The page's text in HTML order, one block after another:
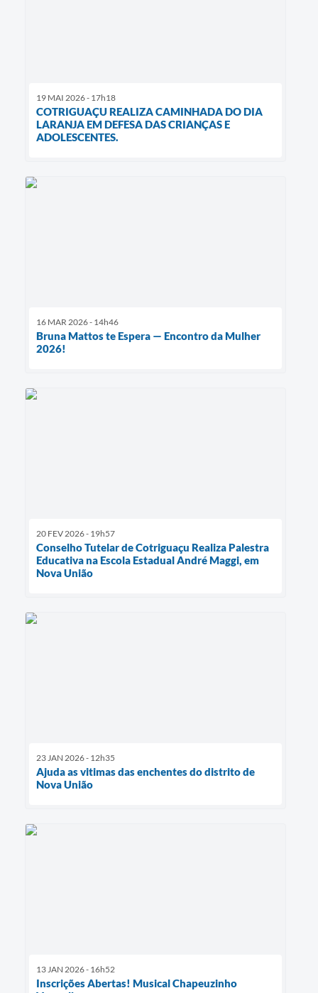
19 MAI 2026 - 17h18
COTRIGUAÇU REALIZA CAMINHADA DO DIA
LARANJA EM DEFESA DAS CRIANÇAS E
ADOLESCENTES.
16 MAR 2026 - 14h46
Bruna Mattos te Espera — Encontro da Mulher
2026!
20 FEV 2026 - 19h57
Conselho Tutelar de Cotriguaçu Realiza Palestra
Educativa na Escola Estadual André Maggi, em
Nova União
23 JAN 2026 - 12h35
Ajuda as vitimas das enchentes do distrito de
Nova União
13 JAN 2026 - 16h52
Inscrições Abertas! Musical Chapeuzinho